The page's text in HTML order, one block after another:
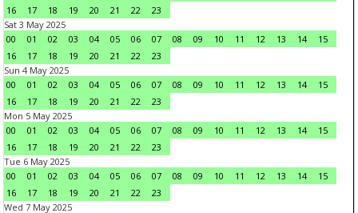
16
17 18 19 20 21 22
23
Sat 3 May 2025
00
01 02 03 04 05 06 07 08 09 10 11 12 13 14
15
16
17 18 19 20 21 22
23
Sun 4 May 2025
00
01 02 03 04 05 06 07 08 09 10 11 12 13 14
15
16
17 18 19 20 21 22
23
Mon 5 May 2025
00
01 02 03 04 05 06 07 08 09 10 11 12 13 14
15
16
17 18 19 20 21 22
23
Tue 6 May 2025
00
01 02 03 04 05 06 07 08 09 10 11 12 13 14
15
16
17 18 19 20 21 22
23
Wed 7 May 2025